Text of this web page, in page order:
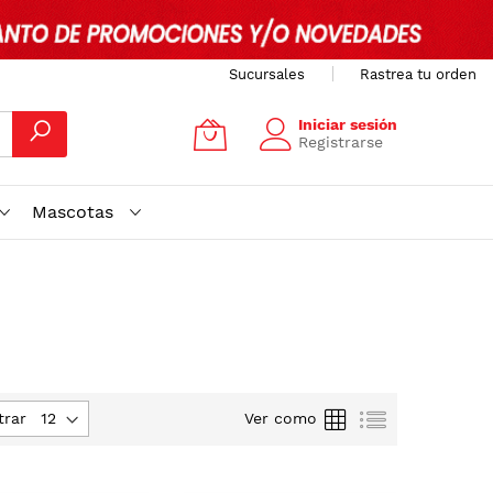
Sucursales Rastrea tu orden
Iniciar sesión
Registrarse
Mascotas
Ver como ParrillaLista